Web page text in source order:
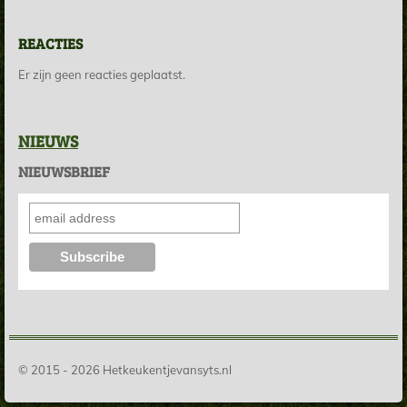
REACTIES
Er zijn geen reacties geplaatst.
NIEUWS
NIEUWSBRIEF
© 2015 - 2026 Hetkeukentjevansyts.nl